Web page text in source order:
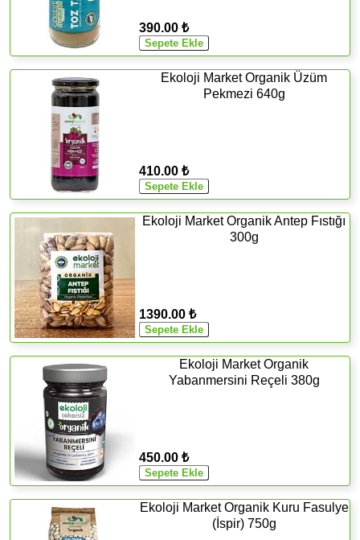
390.00 ₺
Ekoloji Market Organik Üzüm
Pekmezi 640g
410.00 ₺
Ekoloji Market Organik Antep Fıstığı
300g
1390.00 ₺
Ekoloji Market Organik
Yabanmersini Reçeli 380g
450.00 ₺
Ekoloji Market Organik Kuru Fasulye
(İspir) 750g